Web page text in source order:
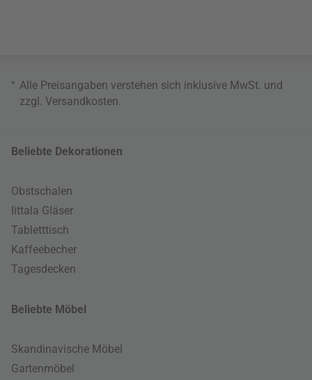
* Alle Preisangaben verstehen sich inklusive MwSt. und
zzgl. Versandkosten
Beliebte Dekorationen
Obstschalen
Iittala Gläser
Tabletttisch
Kaffeebecher
Tagesdecken
Beliebte Möbel
Skandinavische Möbel
Gartenmöbel